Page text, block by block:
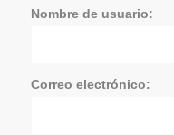
Nombre de usuario:
Correo electrónico: